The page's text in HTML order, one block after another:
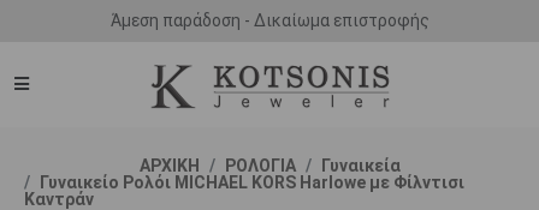
Άμεση παράδοση - Δικαίωμα επιστροφής
ΑΡΧΙΚΗ ΡΟΛΟΓΙΑ
Γυναικεία
Γυναικείο Ρολόι MICHAEL KORS Harlowe με Φίλντισι
Καντράν